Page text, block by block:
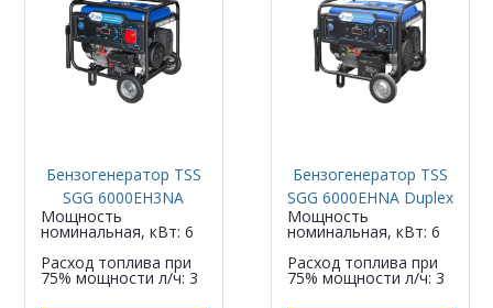
Бензогенератор TSS
SGG 6000EH3NA
Мощность
номинальная, кВт: 6
Расход топлива при
75% мощности л/ч: 3
Бензогенератор TSS
SGG 6000EHNA Duplex
Мощность
номинальная, кВт: 6
Расход топлива при
75% мощности л/ч: 3